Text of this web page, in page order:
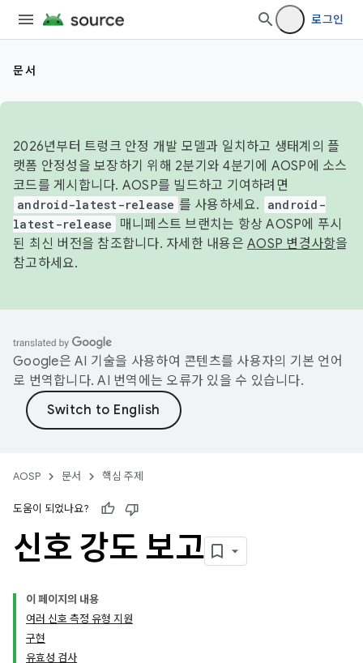
로그인
문서
2026년부터 트렁크 안정 개발 모델과 일치하고 생태계의 플
랫폼 안정성을 보장하기 위해 2분기와 4분기에 AOSP에 소스
코드를 게시합니다. AOSP를 빌드하고 기여하려면
android-latest-release 를 사용하세요.
android-
latest-release
매니페스트 브랜치는 항상 AOSP에 푸시
된 최신 버전을 참조합니다. 자세한 내용은 AOSP 변경사항을
참고하세요.
Google은 AI 기술을 사용하여 콘텐츠를 사용자의 기본 언어
로 번역합니다. AI 번역에는 오류가 있을 수 있습니다.
AOSP 문서 핵심 주제
도움이 되었나요?
신호 강도 보고
이 페이지의 내용
여러 신호 측정 유형 지원
구현
유효성 검사